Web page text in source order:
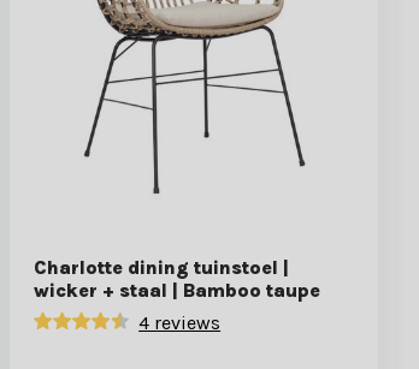
Charlotte dining tuinstoel |
wicker + staal | Bamboo taupe
4 reviews